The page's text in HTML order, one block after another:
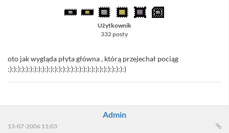
Użytkownik
332 posty
oto jak wygląda płyta główna , którą przejechał pociąg
:):):):):):):):):):):):):):):):):):):):):):):):):):):):):)
Admin
13-07-2006 11:03